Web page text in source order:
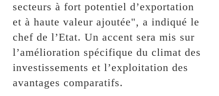
secteurs à fort potentiel d’exportation
et à haute valeur ajoutée", a indiqué le
chef de l’Etat. Un accent sera mis sur
l’amélioration spécifique du climat des
investissements et l’exploitation des
avantages comparatifs.